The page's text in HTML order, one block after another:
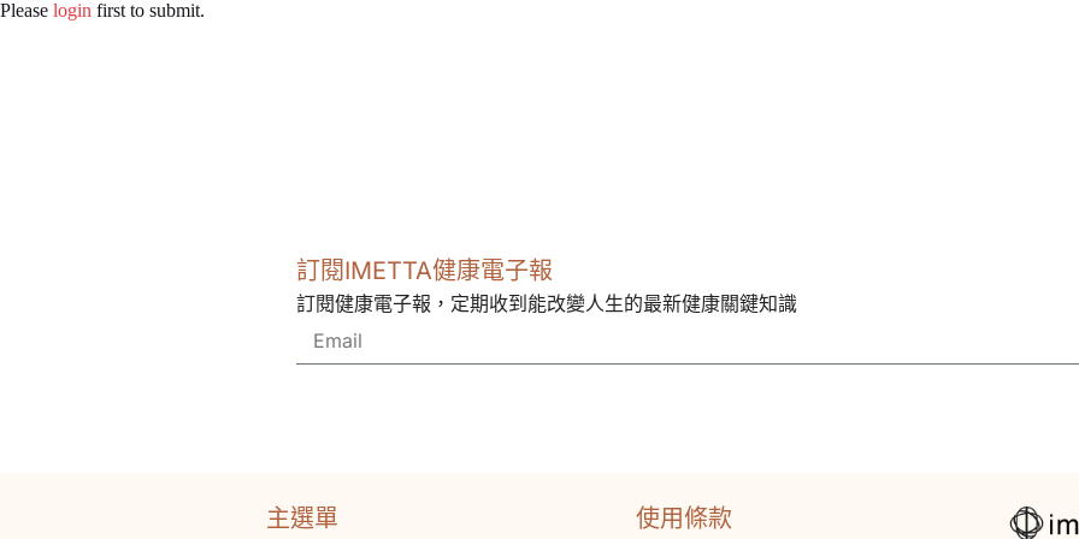
Please login first to submit.
訂閱IMETTA健康電子報
訂閱健康電子報，定期收到能改變人生的最新健康關鍵知識
主選單 使用條款